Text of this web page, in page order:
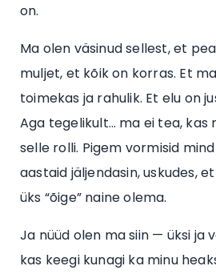
on.
Ma olen väsinud sellest, et
muljet, et kõik on korras. Et
toimekas ja rahulik. Et elu on
Aga tegelikult… ma ei tea, kas
selle rolli. Pigem vormisid
aastaid jäljendasin, uskudes,
üks “õige” naine olema.
Ja nüüd olen ma siin — üksi ja
kas keegi kunagi ka minu